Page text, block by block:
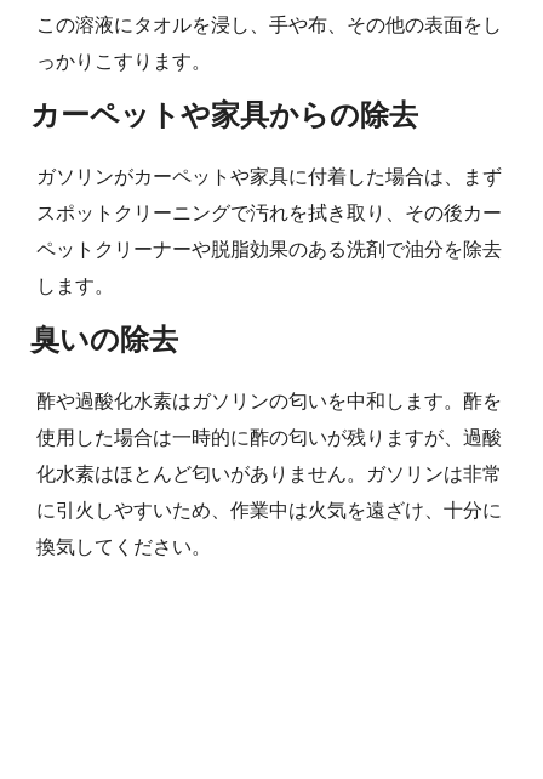
この溶液にタオルを浸し、手や布、その他の表面をし
っかりこすります。
カーペットや家具からの除去
ガソリンがカーペットや家具に付着した場合は、まず
スポットクリーニングで汚れを拭き取り、その後カー
ペットクリーナーや脱脂効果のある洗剤で油分を除去
します。
臭いの除去
酢や過酸化水素はガソリンの匂いを中和します。酢を
使用した場合は一時的に酢の匂いが残りますが、過酸
化水素はほとんど匂いがありません。ガソリンは非常
に引火しやすいため、作業中は火気を遠ざけ、十分に
換気してください。